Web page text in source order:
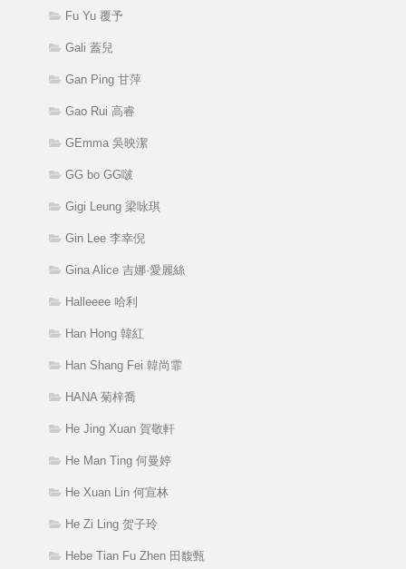
Fu Yu 覆予
Gali 蓋兒
Gan Ping 甘萍
Gao Rui 高睿
GEmma 吳映潔
GG bo GG啵
Gigi Leung 梁咏琪
Gin Lee 李幸倪
Gina Alice 吉娜·愛麗絲
Halleeee 哈利
Han Hong 韓紅
Han Shang Fei 韓尚霏
HANA 菊梓喬
He Jing Xuan 賀敬軒
He Man Ting 何曼婷
He Xuan Lin 何宣林
He Zi Ling 贺子玲
Hebe Tian Fu Zhen 田馥甄